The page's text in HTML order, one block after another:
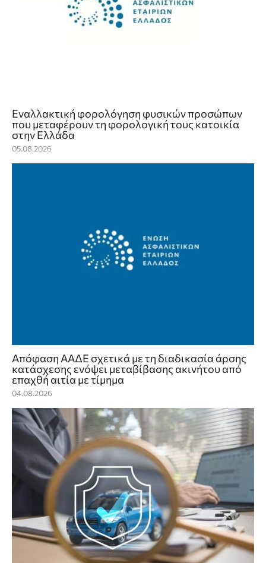
Εναλλακτική φορολόγηση φυσικών προσώπων
που μεταφέρουν τη φορολογική τους κατοικία
στην Ελλάδα
05.08.2026
Απόφαση ΑΑΔΕ σχετικά με τη διαδικασία άρσης
κατάσχεσης ενόψει μεταβίβασης ακινήτου από
επαχθή αιτία με τίμημα
04.08.2026